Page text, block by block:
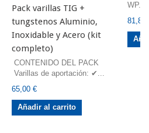
Pack varillas TIG +
tungstenos Aluminio,
Inoxidable y Acero (kit
completo)
CONTENIDO DEL PACK
Varillas de aportación: ✔...
65,00 €
Añadir al carrito
WP...
81,82